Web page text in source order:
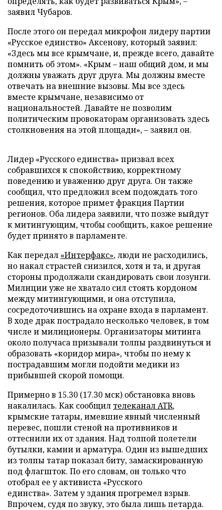
заявил Чубаров.
После этого он передал микрофон лидеру партии
«Русское единство» Аксенову, который заявил:
«Здесь мы все крымчане, и, прежде всего, давайте
помнить об этом». «Крым – наш общий дом, и мы
должны уважать друг друга. Мы должны вместе
отвечать на внешние вызовы. Мы все здесь
вместе крымчане, независимо от
национальностей. Давайте не позволим
политическим провокаторам организовать здесь
столкновения на этой площади», – заявил он.
Лидер «Русского единства» призвал всех
собравшихся к спокойствию, корректному
поведению и уважению друг друга. Он также
сообщил, что предложил всем подождать того
решения, которое примет фракция Партии
регионов. Оба лидера заявили, что позже выйдут
к митингующим, чтобы сообщить, какое решение
будет принято в парламенте.
Как передал «Интерфакс», люди не расходились,
но накал страстей снизился, хотя и та, и другая
стороны продолжали скандировать свои лозунги.
Милиции уже не хватало сил стоять кордоном
между митингующими, и она отступила,
сосредоточившись на охране входа в парламент.
В ходе драк пострадало несколько человек, в том
числе и милиционеры. Организаторы митинга
около получаса призывали толпы раздвинуться и
образовать «коридор мира», чтобы по нему к
пострадавшим могли подойти медики из
прибывшей скорой помощи.
Примерно в 15.30 (17.30 мск) обстановка вновь
накалилась. Как сообщил телеканал ATR,
крымские татары, имевшие явный численный
перевес, пошли стеной на противников и
оттеснили их от здания. Над толпой полетели
бутылки, камни и арматура. Один из вышедших
из толпы татар показал биту, замаскированную
под флагшток. По его словам, он только что
отобрал ее у активиста «Русского
единства». Затем у здания прогремел взрыв.
Впрочем, судя по звуку, это была лишь петарда.